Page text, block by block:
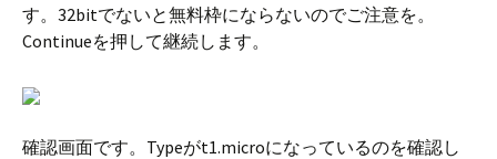
す。32bitでないと無料枠にならないのでご注意を。
Continueを押して継続します。
確認画面です。Typeがt1.microになっているのを確認し